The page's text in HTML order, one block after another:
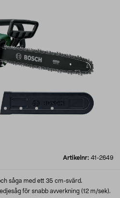
Artikelnr: 41-2649
såga med ett 35 cm-svärd.
för snabb avverkning (12 m/sek).